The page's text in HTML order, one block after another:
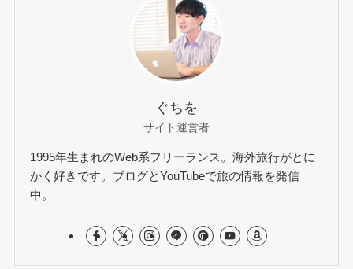
ぐちを
サイト運営者
1995年生まれのWeb系フリーランス。海外旅行がとに
かく好きです。ブログとYouTubeで旅の情報を発信
中。